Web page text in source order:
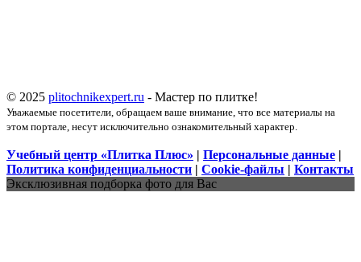
© 2025 plitochnikexpert.ru - Мастер по плитке!
Уважаемые посетители, обращаем ваше внимание, что все материалы на
этом портале, несут исключительно ознакомительный характер.
Учебный центр «Плитка Плюс» | Персональные данные |
Политика конфиденциальности | Cookie-файлы | Контакты
Эксклюзивная подборка фото для Вас